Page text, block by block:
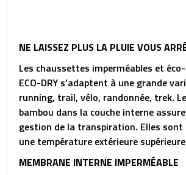
NE LAISSEZ PLUS LA PLUIE VOUS
Les chaussettes imperméables et
ECO-DRY s’adaptent à une grande
running, trail, vélo, randonnée, trek. Le
bambou dans la couche interne
gestion de la transpiration. Elles sont
une température extérieure
MEMBRANE INTERNE IMPERMÉABLE